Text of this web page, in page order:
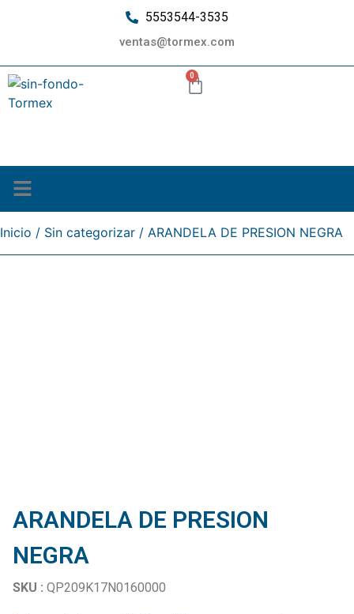
5553544-3535
ventas@tormex.com
0
Inicio / Sin categorizar / ARANDELA DE PRESION NEGRA
ARANDELA DE PRESION
NEGRA
SKU : QP209K17N0160000